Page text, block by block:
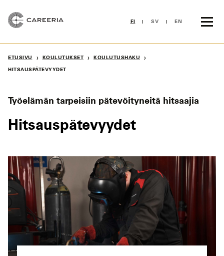
sisältöön
FI SV EN
ETUSIVU › KOULUTUKSET › KOULUTUSHAKU ›
HITSAUSPÄTEVYYDET
Työelämän tarpeisiin pätevöityneitä hitsaajia
Hitsauspätevyydet